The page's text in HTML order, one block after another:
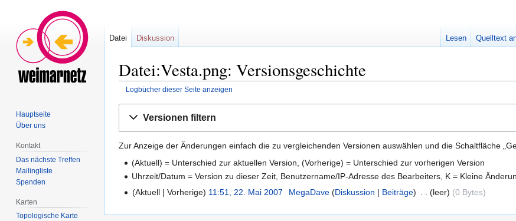
Datei:Vesta.png: Versionsgeschichte
Logbücher dieser Seite anzeigen
Navigation
Suche
Versionen filtern
Zur Anzeige der Änderungen einfach die zu vergleichenden Versionen auswählen und die Schaltfläche
(Aktuell) = Unterschied zur aktuellen Version, (Vorherige) = Unterschied zur vorherigen Version
Uhrzeit/Datum = Version zu dieser Zeit, Benutzername/IP-Adresse des Bearbeiters, K = Kleine
Aktuell
Vorherige 11:51, 22. Mai 2007 MegaDave Diskussion Beiträge leer 0 Bytes
Datei Diskussion Lesen Quelltext
Hauptseite
Über uns
Kontakt
Das nächste Treffen
Mailingliste
Spenden
Karten
Topologische Karte